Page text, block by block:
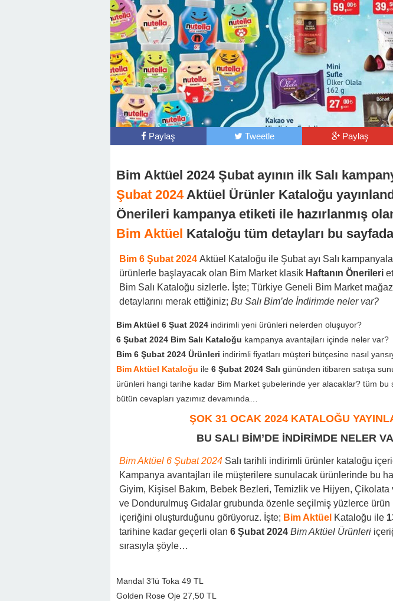
Paylaş Tweetle Paylaş
Bim Aktüel 2024 Şubat ayının ilk Salı
Şubat 2024Aktüel Ürünler Kataloğu
Önerileri kampanya etiketi ile hazırlanmış
Bim Aktüel Kataloğu tüm detayları bu
Bim 6 Şubat 2024 Aktüel Kataloğu ile Şubat ayı Salı
ürünlerle başlayacak olan Bim Market klasik Haftanın Önerileri
Bim Salı Kataloğu sizlerle. İşte; Türkiye Geneli Bim Market
detaylarını merak ettiğiniz; Bu Salı Bim’de İndirimde neler var?
Bim Aktüel 6 Şuat 2024 indirimli yeni ürünleri nelerden oluşuyor?
6 Şubat 2024 Bim Salı Kataloğu kampanya avantajları içinde neler var?
Bim 6 Şubat 2024 Ürünleri indirimli fiyatları müşteri bütçesine nasıl
Bim Aktüel Kataloğu ile 6 Şubat 2024 Salı gününden itibaren satışa
ürünleri hangi tarihe kadar Bim Market şubelerinde yer alacaklar? tüm bu
bütün cevapları yazımız devamında…
ŞOK 31 OCAK 2024 KATALOĞU
BU SALI BİM’DE İNDİRİMDE NELER
Bim Aktüel 6 Şubat 2024 Salı tarihli indirimli ürünler kataloğu
Kampanya avantajları ile müşterilere sunulacak ürünlerinde bu
Giyim, Kişisel Bakım, Bebek Bezleri, Temizlik ve Hijyen,
ve Dondurulmuş Gıdalar grubunda özenle seçilmiş yüzlerce ürün
içeriğini oluşturduğunu görüyoruz. İşte; Bim Aktüel Kataloğu ile
tarihine kadar geçerli olan 6 Şubat 2024 Bim Aktüel Ürünleri
sırasıyla şöyle…
Mandal 3’lü Toka 49 TL
Golden Rose Oje 27,50 TL